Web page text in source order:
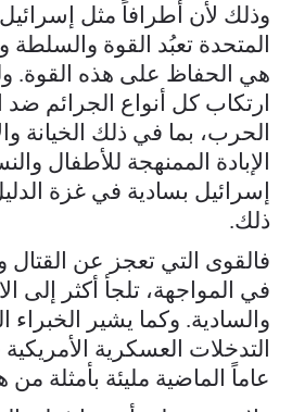
وذلك لأن أطرافاً مثل إسرائيل
المتحدة تعبُد القوة والسلطة
هي الحفاظ على هذه القوة.
ارتكاب كل أنواع الجرائم ضد
الحرب، بما في ذلك الخيانة
الإبادة الممنهجة للأطفال
إسرائيل بسادية في غزة
ذلك.
فالقوى التي تعجز عن القتال
في المواجهة، تلجأ أكثر إلى
والسادية. وكما يشير
التدخلات العسكرية
عاماً الماضية مليئة بأمثلة من